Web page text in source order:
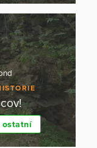
ostatní